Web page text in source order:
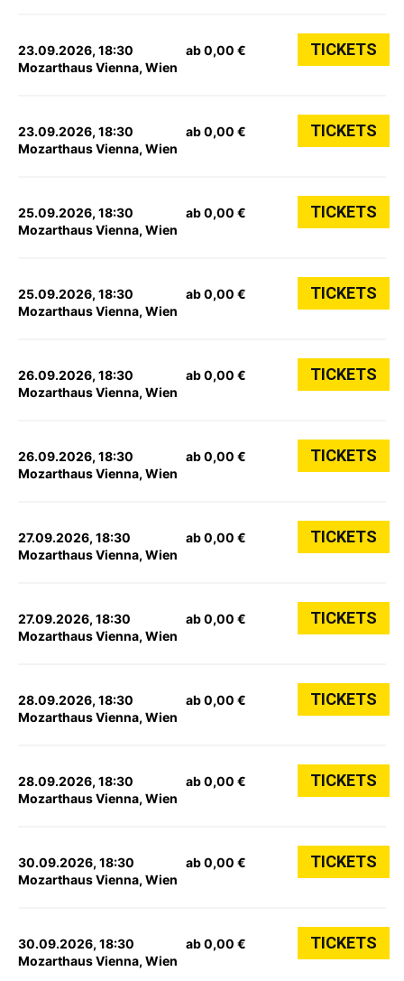
23.09.2026, 18:30
Mozarthaus Vienna, Wien
ab 0,00 € TICKETS
23.09.2026, 18:30
Mozarthaus Vienna, Wien
ab 0,00 € TICKETS
25.09.2026, 18:30
Mozarthaus Vienna, Wien
ab 0,00 € TICKETS
25.09.2026, 18:30
Mozarthaus Vienna, Wien
ab 0,00 € TICKETS
26.09.2026, 18:30
Mozarthaus Vienna, Wien
ab 0,00 € TICKETS
26.09.2026, 18:30
Mozarthaus Vienna, Wien
ab 0,00 € TICKETS
27.09.2026, 18:30
Mozarthaus Vienna, Wien
ab 0,00 € TICKETS
27.09.2026, 18:30
Mozarthaus Vienna, Wien
ab 0,00 € TICKETS
28.09.2026, 18:30
Mozarthaus Vienna, Wien
ab 0,00 € TICKETS
28.09.2026, 18:30
Mozarthaus Vienna, Wien
ab 0,00 € TICKETS
30.09.2026, 18:30
Mozarthaus Vienna, Wien
ab 0,00 € TICKETS
30.09.2026, 18:30
Mozarthaus Vienna, Wien
ab 0,00 € TICKETS